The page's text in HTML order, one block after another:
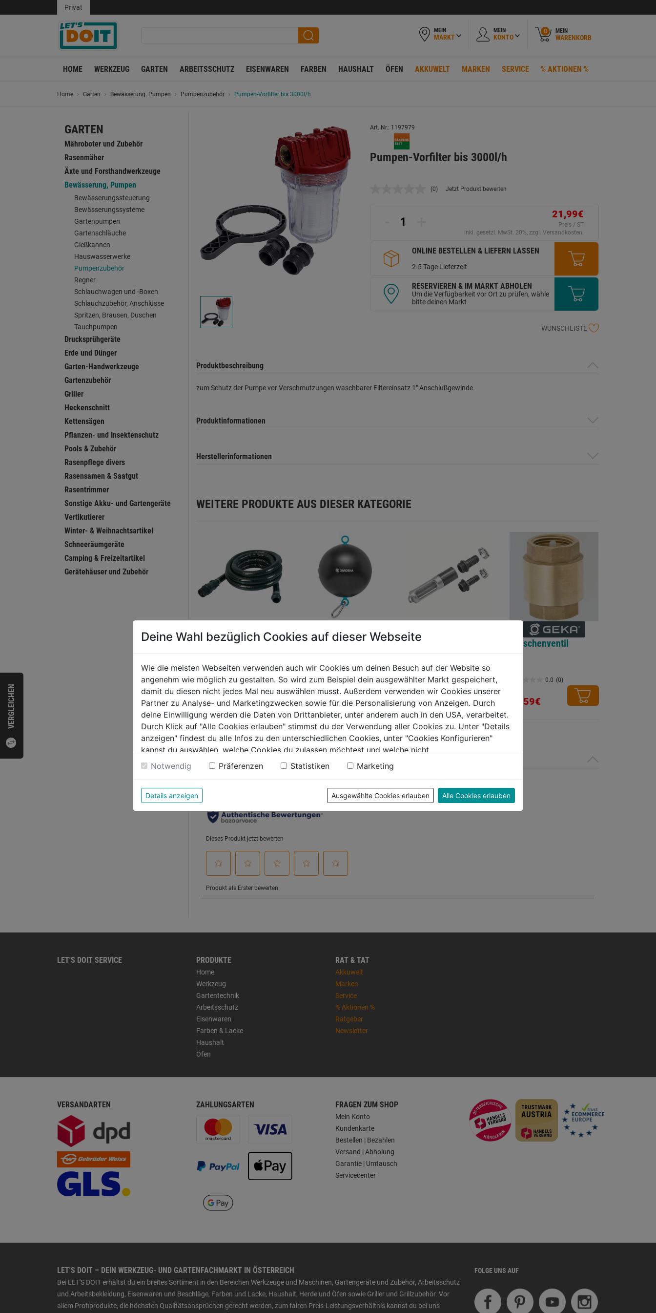
VERGLEICHEN
Privat
MEIN
MARKT
MEIN
KONTO
0 MEIN
WARENKORB
HOME WERKZEUG GARTEN ARBEITSSCHUTZ EISENWAREN FARBEN HAUSHALT ÖFEN AKKUWELT MARKEN SERVICE % AKTIONEN %
Home Garten Bewässerung. Pumpen Pumpenzubehör Pumpen-Vorfilter bis 3000l/h
GARTEN
Mähroboter und Zubehör
Rasenmäher
Äxte und Forsthandwerkzeuge
Bewässerung, Pumpen
Bewässerungssteuerung
Bewässerungssysteme
Gartenpumpen
Gartenschläuche
Gießkannen
Hauswasserwerke
Pumpenzubehör
Regner
Schlauchwagen und -Boxen
Schlauchzubehör, Anschlüsse
Spritzen, Brausen, Duschen
Tauchpumpen
Drucksprühgeräte
Erde und Dünger
Garten-Handwerkzeuge
Gartenzubehör
Griller
Heckenschnitt
Kettensägen
Pflanzen- und Insektenschutz
Pools & Zubehör
Rasenpflege divers
Rasensamen & Saatgut
Rasentrimmer
Sonstige Akku- und Gartengeräte
Vertikutierer
Winter- & Weihnachtsartikel
Schneeräumgeräte
Camping & Freizeitartikel
Gerätehäuser und Zubehör
Art. Nr.: 1197979
Pumpen-Vorfilter bis 3000l/h
Kein
(0) Jetzt Produkt bewerten
21,99€
Preis / ST
inkl. gesetzl. MwSt. 20%, zzgl. Versandkosten.
ONLINE BESTELLEN & LIEFERN LASSEN
2-5 Tage Lieferzeit
RESERVIEREN & IM MARKT ABHOLEN
Um die Verfügbarkeit vor Ort zu prüfen, wähle
bitte deinen Markt
WUNSCHLISTE
Produktbeschreibung
zum Schutz der Pumpe vor Verschmutzungen waschbarer Filtereinsatz 1" Anschlußgewinde
Produktinformationen
Herstellerinformationen
WEITERE PRODUKTE AUS DIESER KATEGORIE
Sauggarnitur 1' x 4m
0.0 (0)
0.0
5
Sternen.
24,99€
Schwimmer f.
Saugfilter
0.0 (0)
0.0
von
Sternen.
25,99€
Saugfilter m.
Rückflussstopp 3/4" u.
1"
0.0 (0)
0.0
von
Sternen.
26,99€
Zwischenventil
0.0 (0)
30,59€
LET'S DOIT SERVICE PRODUKTE
Home
Werkzeug
Gartentechnik
Arbeitsschutz
Eisenwaren
Farben & Lacke
Haushalt
Öfen
RAT & TAT
Akkuwelt
Marken
Service
% Aktionen %
Ratgeber
Newsletter
VERSANDARTEN ZAHLUNGSARTEN FRAGEN ZUM SHOP
Mein Konto
Kundenkarte
Bestellen | Bezahlen
Versand | Abholung
Garantie | Umtausch
Servicecenter
LET'S DOIT – DEIN WERKZEUG- UND GARTENFACHMARKT IN ÖSTERREICH
Bei LET'S DOIT erhältst du ein breites Sortiment in den Bereichen Werkzeuge und Maschinen, Gartengeräte und Zubehör, Arbeitsschutz
und Arbeitsbekleidung, Eisenwaren und Beschläge, Farben und Lacke, Haushalt, Herde und Öfen sowie Griller und Grillzubehör. Vor
allem Profiprodukte, die höchsten Qualitätsansprüchen gerecht werden, zum fairen Preis-Leistungsverhältnis kannst du bei uns
FOLGE UNS AUF
Deine Wahl bezüglich Cookies auf dieser Webseite
Wie die meisten Webseiten verwenden auch wir Cookies um deinen Besuch auf der Website so
angenehm wie möglich zu gestalten. So wird zum Beispiel dein ausgewählter Markt gespeichert,
damit du diesen nicht jedes Mal neu auswählen musst. Außerdem verwenden wir Cookies unserer
Partner zu Analyse- und Marketingzwecken sowie für die Personalisierung von Anzeigen. Durch
deine Einwilligung werden die Daten von Drittanbieter, unter anderem auch in den USA, verarbeitet.
Durch Klick auf "Alle Cookies erlauben" stimmst du der Verwendung aller Cookies zu. Unter "Details
anzeigen" findest du alle Infos zu den unterschiedlichen Cookies, unter "Cookies Konfigurieren"
kannst du auswählen, welche Cookies du zulassen möchtest und welche nicht.
Weitere Informationen findest du in unserer Datenschutzerklärung
Notwendig Präferenzen Statistiken Marketing
Details anzeigen Ausgewählte Cookies erlauben Alle Cookies erlauben